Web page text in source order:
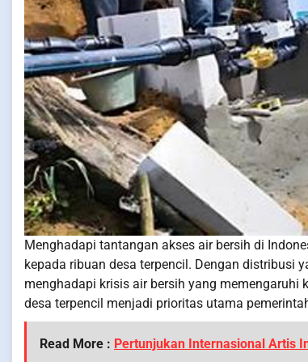
Menghadapi tantangan akses air bersih di
kepada ribuan desa terpencil. Dengan distribusi
menghadapi krisis air bersih yang memengaruhi
desa terpencil menjadi prioritas utama
Read More : Pertunjukan Internasional Artis